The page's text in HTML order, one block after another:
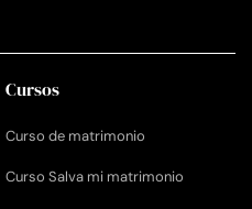
Cursos
Curso de matrimonio
Curso Salva mi matrimonio